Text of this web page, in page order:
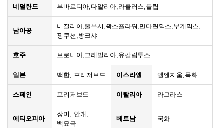
네덜란드 부바르디아,다알리아,라큘러스,튤립
남아공
버질리아,울부시,왁스플라워,만다린믹스,부케믹스,
핑쿠션,방크샤
호주 브로니아,그레빌리아,유칼립투스
일본 백합, 프리저브드 이스라엘 엘엔지움,목화
스페인 프리저브드 이탈리아 라그라스
에티오피아
장미, 안개,
백묘국
베트남 국화